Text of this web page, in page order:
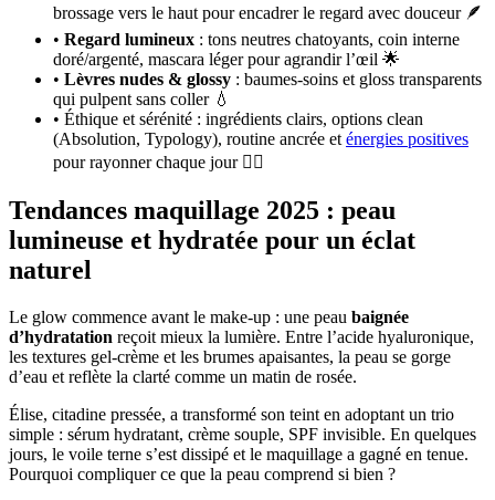
brossage vers le haut pour encadrer le regard avec douceur 🪶
• Regard lumineux : tons neutres chatoyants, coin interne
doré/argenté, mascara léger pour agrandir l’œil 🌟
• Lèvres nudes & glossy : baumes-soins et gloss transparents
qui pulpent sans coller 💧
• Éthique et sérénité : ingrédients clairs, options clean
(Absolution, Typology), routine ancrée et énergies positives
pour rayonner chaque jour 🧘‍♀️
Tendances maquillage 2025 : peau
lumineuse et hydratée pour un éclat
naturel
Le glow commence avant le make-up : une peau baignée
d’hydratation reçoit mieux la lumière. Entre l’acide hyaluronique,
les textures gel-crème et les brumes apaisantes, la peau se gorge
d’eau et reflète la clarté comme un matin de rosée.
Élise, citadine pressée, a transformé son teint en adoptant un trio
simple : sérum hydratant, crème souple, SPF invisible. En quelques
jours, le voile terne s’est dissipé et le maquillage a gagné en tenue.
Pourquoi compliquer ce que la peau comprend si bien ?